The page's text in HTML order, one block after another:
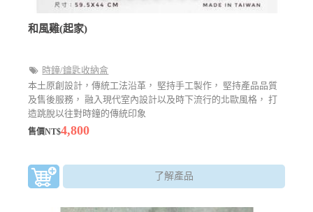
和風雞(起家)
時鐘/鑰匙收納盒
本土原創設計，傳統工法沿革， 堅持手工製作， 堅持產品品質
及售後服務， 融入現代室內設計以及時下流行的北歐風格， 打
造跳脫以往對時鐘的傳統印象
售價NT$4,800
了解產品